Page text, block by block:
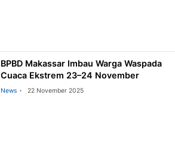
BPBD Makassar Imbau Warga Waspada
Cuaca Ekstrem 23–24 November
News 22 November 2025